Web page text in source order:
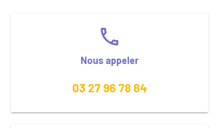
phone
Nous appeler
03 27 96 78 84